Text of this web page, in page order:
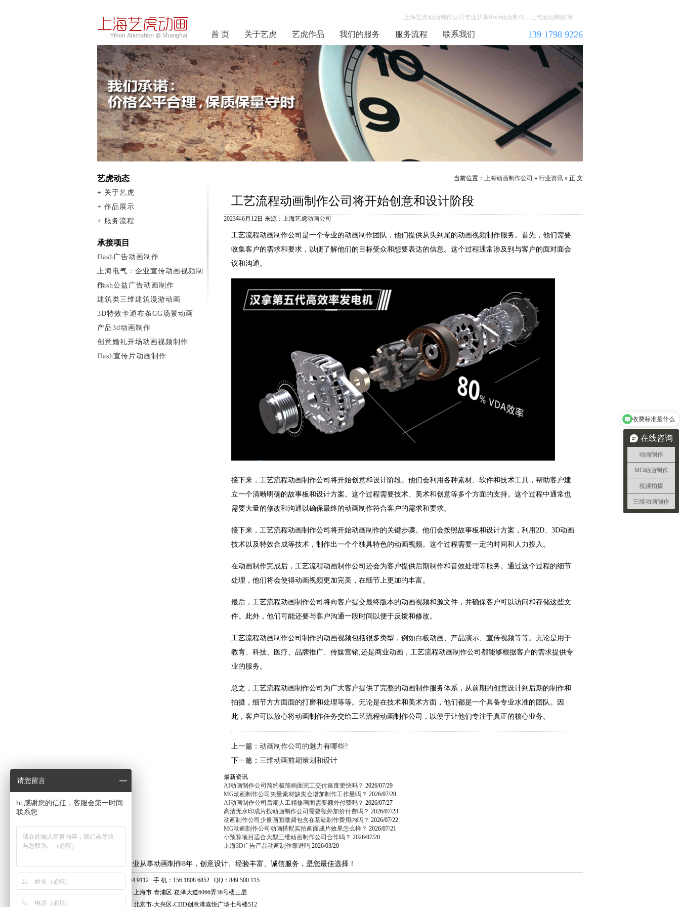
上海艺虎动画制作公司专业从事flash动画制作、三维动画制作等...
首 页 关于艺虎 艺虎作品 我们的服务 服务流程 联系我们 139 1798 9226
当前位置： 上海动画制作公司 » 行业资讯 » 正 文
工艺流程动画制作公司将开始创意和设计阶段
2023年6月12日 来源：上海艺虎动画公司
工艺流程动画制作公司是一个专业的动画制作团队，他们提供从头到尾的动画视频制作服务。首先，他们需要
收集客户的需求和要求，以便了解他们的目标受众和想要表达的信息。这个过程通常涉及到与客户的面对面会
议和沟通。
接下来，工艺流程动画制作公司将开始创意和设计阶段。他们会利用各种素材、软件和技术工具，帮助客户建
立一个清晰明确的故事板和设计方案。这个过程需要技术、美术和创意等多个方面的支持。这个过程中通常也
需要大量的修改和沟通以确保最终的动画制作符合客户的需求和要求。
接下来，工艺流程动画制作公司将开始动画制作的关键步骤。他们会按照故事板和设计方案，利用2D、3D动画
技术以及特效合成等技术，制作出一个个独具特色的动画视频。这个过程需要一定的时间和人力投入。
在动画制作完成后，工艺流程动画制作公司还会为客户提供后期制作和音效处理等服务。通过这个过程的细节
处理，他们将会使得动画视频更加完美，在细节上更加的丰富。
最后，工艺流程动画制作公司将向客户提交最终版本的动画视频和源文件，并确保客户可以访问和存储这些文
件。此外，他们可能还要与客户沟通一段时间以便于反馈和修改。
工艺流程动画制作公司制作的动画视频包括很多类型，例如白板动画、产品演示、宣传视频等等。无论是用于
教育、科技、医疗、品牌推广、传媒营销,还是商业动画，工艺流程动画制作公司都能够根据客户的需求提供专
业的服务。
总之，工艺流程动画制作公司为广大客户提供了完整的动画制作服务体系，从前期的创意设计到后期的制作和
拍摄，细节方方面面的打磨和处理等等。无论是在技术和美术方面，他们都是一个具备专业水准的团队。因
此，客户可以放心将动画制作任务交给工艺流程动画制作公司，以便于让他们专注于真正的核心业务。
上一篇： 动画制作公司的魅力有哪些?
下一篇： 三维动画前期策划和设计
最新资讯
AI动画制作公司简约极简画面完工交付速度更快吗？ 2026/07/29
MG动画制作公司矢量素材缺失会增加制作工作量吗？ 2026/07/28
AI动画制作公司后期人工精修画面需要额外付费吗？ 2026/07/27
高清无水印成片找动画制作公司需要额外加价付费吗？ 2026/07/23
动画制作公司少量画面微调包含在基础制作费用内吗？ 2026/07/22
MG动画制作公司动画搭配实拍画面成片效果怎么样？ 2026/07/21
小预算项目适合大型三维动画制作公司合作吗？ 2026/07/20
上海3D广告产品动画制作靠谱吗 2026/03/20
艺虎动态
+ 关于艺虎
+ 作品展示
+ 服务流程
承接项目
flash广告动画制作
上海电气：企业宣传动画视频制
作
flash公益广告动画制作
建筑类三维建筑漫游动画
3D特效卡通布条CG场景动画
产品3d动画制作
创意婚礼开场动画视频制作
flash宣传片动画制作
上海艺虎专业从事动画制作8年，创意设计、经验丰富、诚信服务，是您最佳选择！
电话：400 804 9112 手 机：156 1808 6852 QQ：849 500 115
上海总公司：上海市-青浦区-崧泽大道6066弄36号楼三层
北京分公司：北京市-大兴区-CDD创意港嘉悦广场七号楼512
在线咨询
动画制作
MG动画制作
视频拍摄
三维动画制作
收费标准是什么
请您留言
hi,感谢您的信任，客服会第一时间
联系您